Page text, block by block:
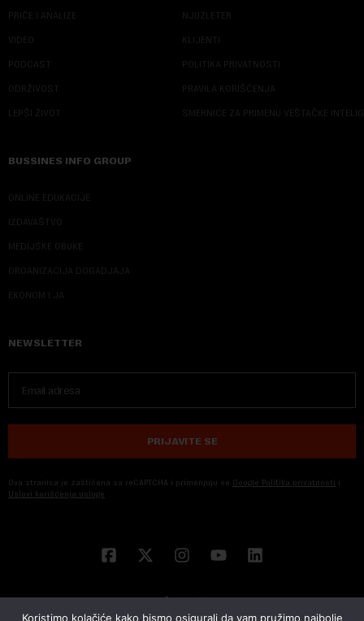
PRIČE I ANALIZE
VIDEO
PODCAST
ODRŽIVOST
LEPŠI ŽIVOT
NJUZLETER
KLIJENTI
POLITIKA PRIVATNOSTI
PRAVILA KORIŠĆENJA
SMERNICE ZA PRIMENU VEŠTAČKE
BUSSINES INFO GROUP
ONLINE EDUKACIJE
IZDAVAŠTVO
MEDIJSKE OBUKE
ORGANIZACIJA DOGADJAJA
EKONOM I JA
NEWSLETTER
PRIJAVITE SE
Ova stranica je zaštićena sa reCAPTCHA i primenjuju se Google Politika privatnosti i
Uslovi korišćenja usluge
Koristimo kolačiće kako bismo osigurali da vam pružimo najbolje